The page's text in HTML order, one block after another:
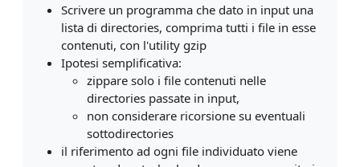
Scrivere un programma che dato in input una
lista di directories, comprima tutti i file in esse
contenuti, con l'utility gzip
Ipotesi semplificativa:
zippare solo i file contenuti nelle
directories passate in input,
non considerare ricorsione su eventuali
sottodirectories
il riferimento ad ogni file individuato viene